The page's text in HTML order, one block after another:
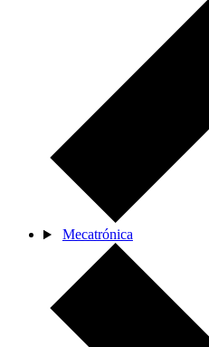
Mecatrónica